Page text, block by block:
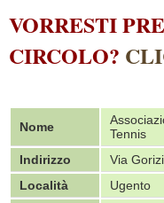
VORRESTI
CIRCOLO?
Nome
Tennis
Indirizzo
Via
Località
Ugento